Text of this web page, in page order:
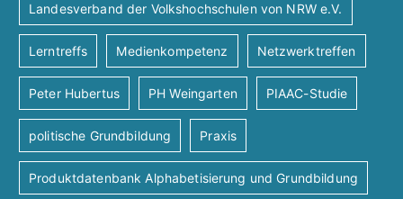
Landesverband der Volkshochschulen von NRW e.V.
Lerntreffs Medienkompetenz Netzwerktreffen
Peter Hubertus PH Weingarten PIAAC-Studie
politische Grundbildung Praxis
Produktdatenbank Alphabetisierung und Grundbildung